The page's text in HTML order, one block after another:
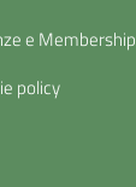
e Membership
policy